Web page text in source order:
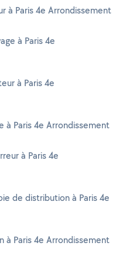
à Paris 4e Arrondissement
à Paris 4e
à Paris 4e
à Paris 4e Arrondissement
à Paris 4e
de distribution à Paris 4e
à Paris 4e Arrondissement